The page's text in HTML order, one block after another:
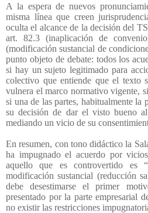
A la espera de nuevos
misma línea que creen
oculta el alcance de la decisión del
art. 82.3 (inaplicación de
(modificación sustancial de
punto objeto de debate: todos los
si hay un sujeto legitimado para
colectivo que entiende que el texto
vulnera el marco normativo vigente,
si una de las partes, habitualmente la
su decisión de dar el visto bueno
mediando un vicio de su
En resumen, con tono didáctico la
ha impugnado el acuerdo por
aquello que es controvertido es
modificación sustancial (reducción
debe desestimarse el primer
presentado por la parte empresarial
no existir las restricciones